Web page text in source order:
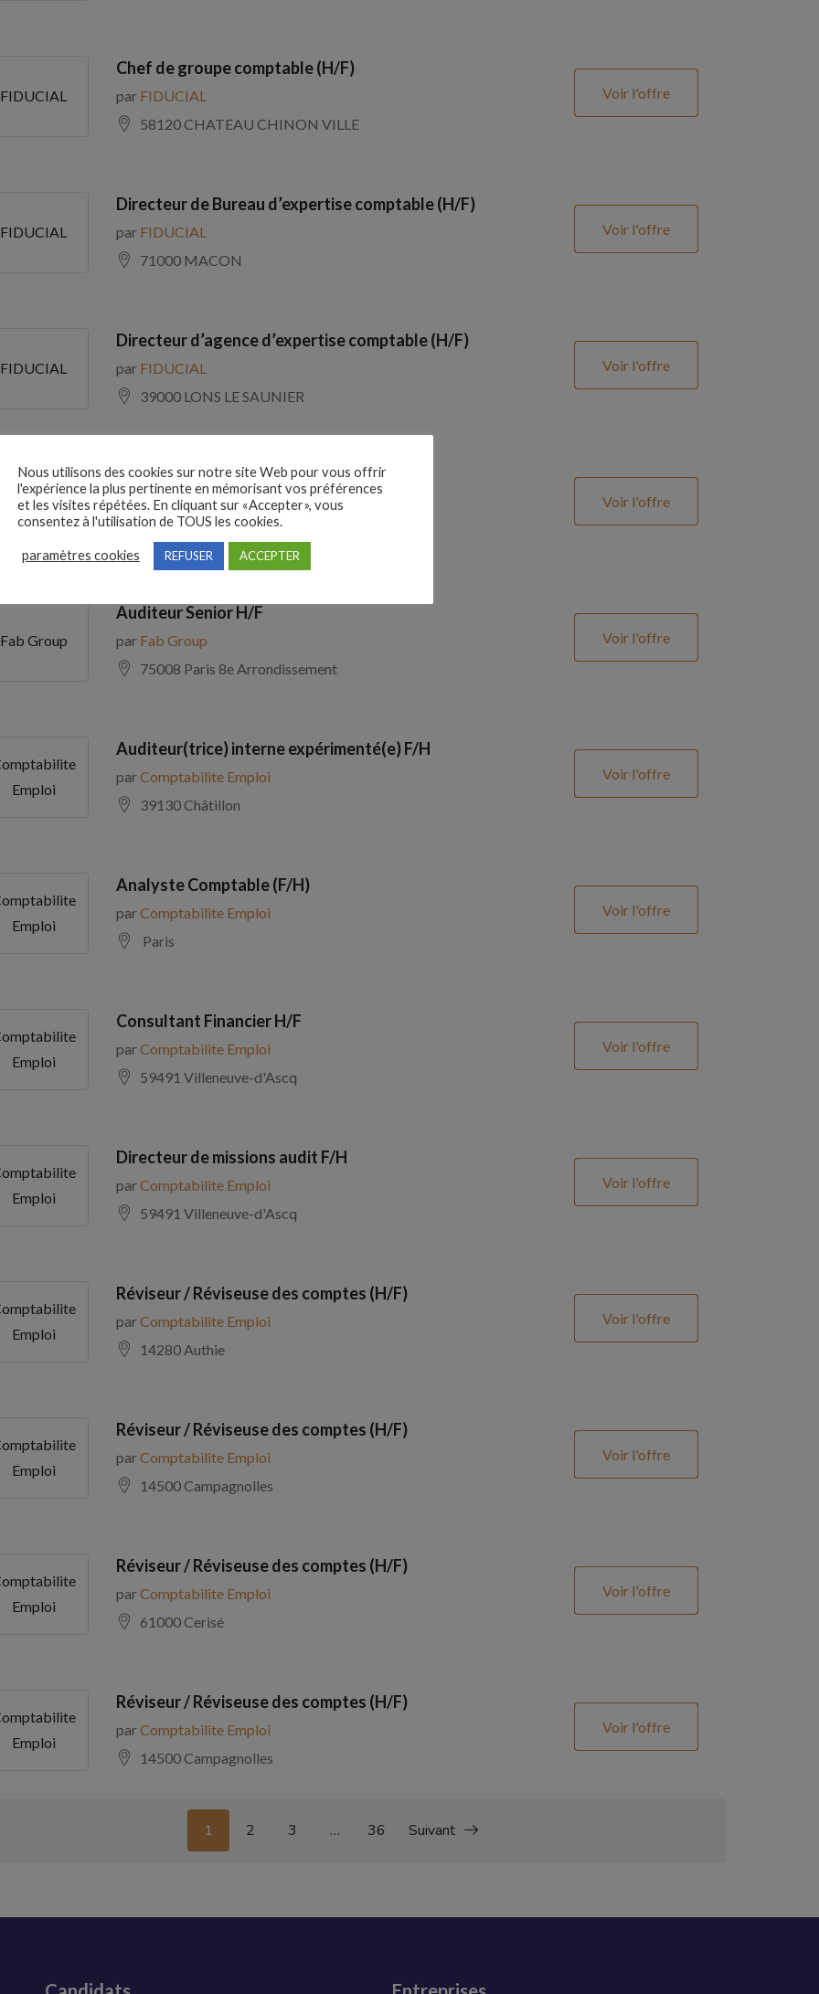
FIDUCIAL
Chef de groupe comptable (H/F)
par FIDUCIAL
58120 CHATEAU CHINON VILLE
Voir l'offre
FIDUCIAL
Directeur de Bureau d’expertise comptable (H/F)
par FIDUCIAL
71000 MACON
Voir l'offre
FIDUCIAL
Directeur d’agence d’expertise comptable (H/F)
par FIDUCIAL
39000 LONS LE SAUNIER
Voir l'offre
ADECCO
Comptable Fournisseurs H/F
parADECCO
69100 Villeurbanne
Voir l'offre
Fab Group
Auditeur Senior H/F
par Fab Group
75008 Paris 8e Arrondissement
Voir l'offre
Emploi
Auditeur(trice) interne expérimenté(e) F/H
parComptabilite Emploi
39130 Châtillon
Voir l'offre
Emploi
Analyste Comptable (F/H)
parComptabilite Emploi
Paris
Voir l'offre
Emploi
Consultant Financier H/F
parComptabilite Emploi
59491 Villeneuve-d'Ascq
Voir l'offre
Emploi
Directeur de missions audit F/H
parComptabilite Emploi
59491 Villeneuve-d'Ascq
Voir l'offre
Emploi
Réviseur / Réviseuse des comptes (H/F)
parComptabilite Emploi
14280 Authie
Voir l'offre
Emploi
Réviseur / Réviseuse des comptes (H/F)
parComptabilite Emploi
14500 Campagnolles
Voir l'offre
Emploi
Réviseur / Réviseuse des comptes (H/F)
parComptabilite Emploi
61000 Cerisé
Voir l'offre
Emploi
Réviseur / Réviseuse des comptes (H/F)
parComptabilite Emploi
14500 Campagnolles
Voir l'offre
1 2 3 … 36 Suivant
Nous utilisons des cookies sur notre site Web pour vous offrir
l'expérience la plus pertinente en mémorisant vos préférences
et les visites répétées. En cliquant sur «Accepter», vous
consentez à l'utilisation de TOUS les cookies.
paramètres cookies REFUSER ACCEPTER